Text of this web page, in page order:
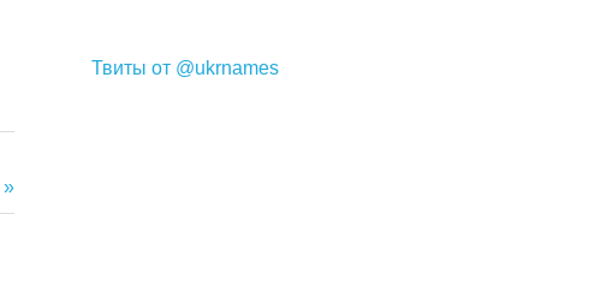
Твиты от @ukrnames